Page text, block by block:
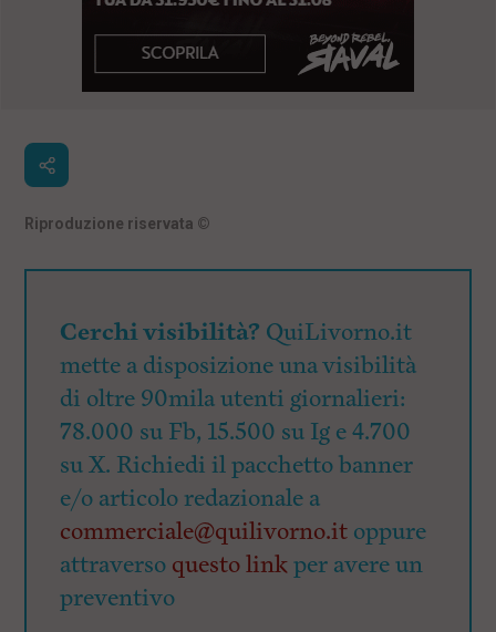
Riproduzione riservata ©
Cerchi visibilità? QuiLivorno.it
mette a disposizione una visibilità
di oltre 90mila utenti giornalieri:
78.000 su Fb, 15.500 su Ig e 4.700
su X. Richiedi il pacchetto banner
e/o articolo redazionale a
commerciale@quilivorno.it oppure
attraverso questo linkper avere un
preventivo